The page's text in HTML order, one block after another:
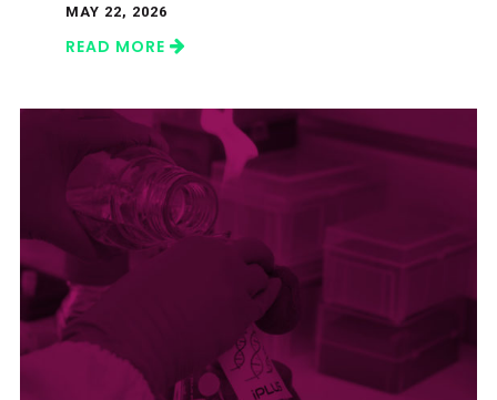
MAY 22, 2026
READ MORE